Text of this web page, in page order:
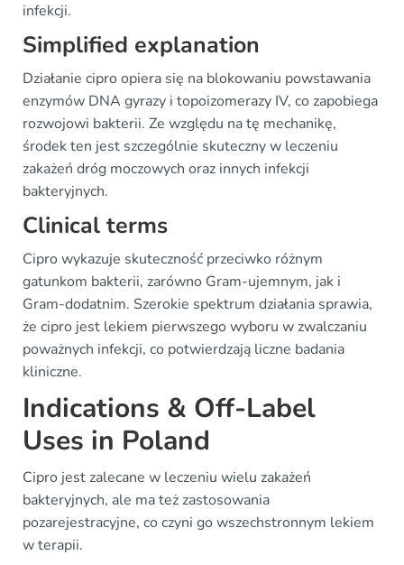
infekcji.
Simplified explanation
Działanie cipro opiera się na blokowaniu powstawania
enzymów DNA gyrazy i topoizomerazy IV, co zapobiega
rozwojowi bakterii. Ze względu na tę mechanikę,
środek ten jest szczególnie skuteczny w leczeniu
zakażeń dróg moczowych oraz innych infekcji
bakteryjnych.
Clinical terms
Cipro wykazuje skuteczność przeciwko różnym
gatunkom bakterii, zarówno Gram-ujemnym, jak i
Gram-dodatnim. Szerokie spektrum działania sprawia,
że cipro jest lekiem pierwszego wyboru w zwalczaniu
poważnych infekcji, co potwierdzają liczne badania
kliniczne.
Indications & Off-Label
Uses in Poland
Cipro jest zalecane w leczeniu wielu zakażeń
bakteryjnych, ale ma też zastosowania
pozarejestracyjne, co czyni go wszechstronnym lekiem
w terapii.